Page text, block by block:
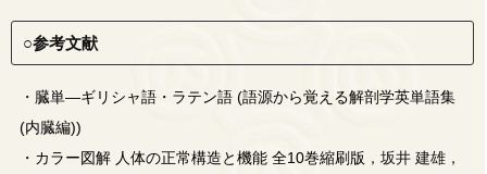
○参考文献
・ 臓単―ギリシャ語・ラテン語 (語源から覚える解剖学英単語集
(内臓編))
・ カラー図解 人体の正常構造と機能 全10巻縮刷版 ，坂井 建雄，